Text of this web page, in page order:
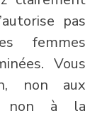
pas
femmes
Vous
non aux
non à la